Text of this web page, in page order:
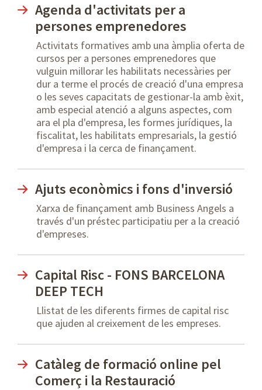
Agenda d'activitats per a
persones emprenedores
Activitats formatives amb una àmplia oferta de
cursos per a persones emprenedores que
vulguin millorar les habilitats necessàries per
dur a terme el procés de creació d'una empresa
o les seves capacitats de gestionar-la amb èxit,
amb especial atenció a alguns aspectes, com
ara el pla d'empresa, les formes jurídiques, la
fiscalitat, les habilitats empresarials, la gestió
d'empresa i la cerca de finançament.
Ajuts econòmics i fons d'inversió
Xarxa de finançament amb Business Angels a
través d'un préstec participatiu per a la creació
d'empreses.
Capital Risc - FONS BARCELONA
DEEP TECH
Llistat de les diferents firmes de capital risc
que ajuden al creixement de les empreses.
Catàleg de formació online pel
Comerç i la Restauració